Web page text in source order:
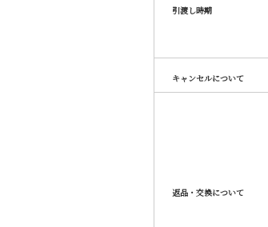
引渡し時期
キャンセルについて
返品・交換について